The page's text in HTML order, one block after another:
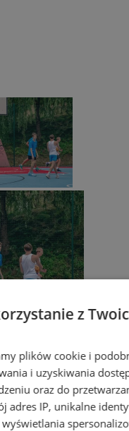
drugi. Drużyny
z
plików cookie i
i uzyskiwania
oraz do
adres IP, unikalne